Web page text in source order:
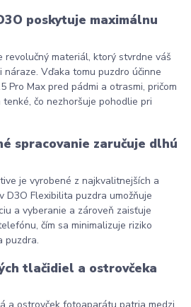
poskytuje maximálnu
revolučný materiál, ktorý stvrdne váš
Vďaka tomu puzdro účinne
Pro Max pred pádmi a otrasmi, pričom
čo nezhoršuje pohodlie pri
spracovanie zaručuje dlhú
je vyrobené z najkvalitnejších a
D3O Flexibilita puzdra umožňuje
a vyberanie a zároveň zaisťuje
čím sa minimalizuje riziko
puzdra.
tlačidiel a ostrovčeka